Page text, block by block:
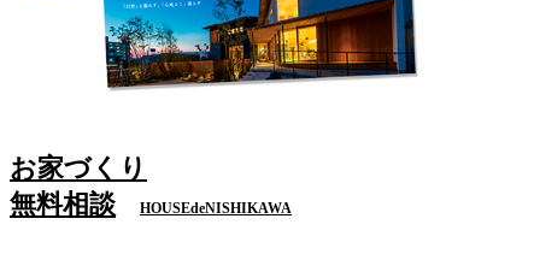
お家づくり
無料相談
HOUSEdeNISHIKAWA